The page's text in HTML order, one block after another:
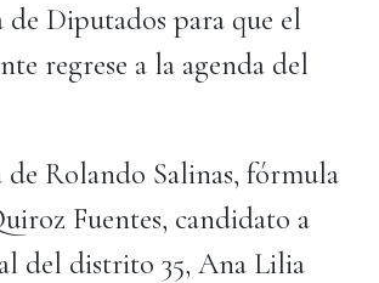
de Diputados para que el
regrese a la agenda del
de Rolando Salinas, fórmula
Fuentes, candidato a
del distrito 35, Ana Lilia